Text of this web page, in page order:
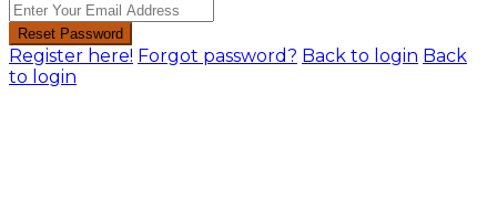
Reset Password
Register here! Forgot password? Back to login Back
to login